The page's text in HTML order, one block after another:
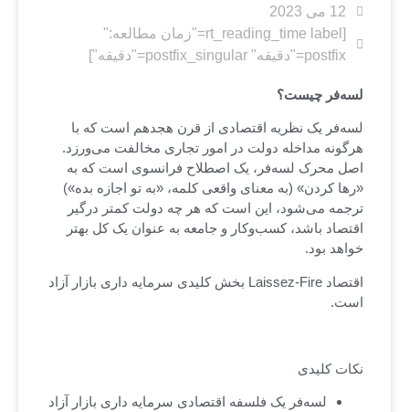
12 می 2023
[rt_reading_time label="زمان مطالعه:"
postfix="دقیقه" postfix_singular="دقیقه"]
لسه‌فر چیست؟
لسه‌فر یک نظریه اقتصادی از قرن هجدهم است که با
هرگونه مداخله دولت در امور تجاری مخالفت می‌ورزد.
اصل محرک لسه‌فر، یک اصطلاح فرانسوی است که به
«رها کردن» (به معنای واقعی کلمه، «به تو اجازه بده»)
ترجمه می‌شود، این است که هر چه دولت کمتر درگیر
اقتصاد باشد، کسب‌وکار و جامعه به عنوان یک کل بهتر
خواهد بود.
اقتصاد Laissez-Fire بخش کلیدی سرمایه داری بازار آزاد
است.
نکات کلیدی
لسه‌فر یک فلسفه اقتصادی سرمایه داری بازار آزاد